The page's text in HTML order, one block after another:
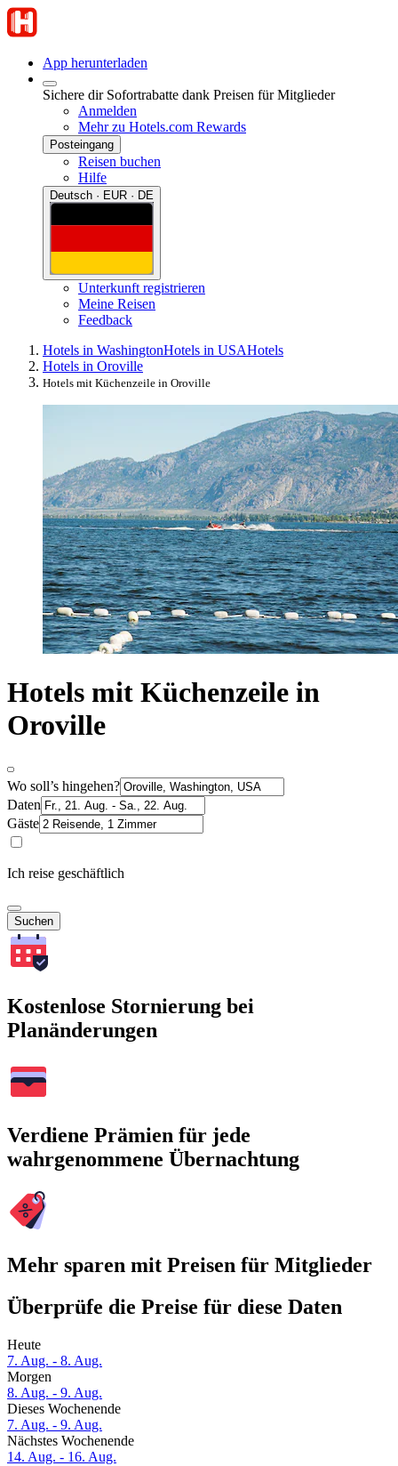
App herunterladen
Sichere dir Sofortrabatte dank Preisen für Mitglieder
Anmelden
Mehr zu Hotels.com Rewards
Posteingang
Reisen buchen
Hilfe
Deutsch · EUR · DE
Unterkunft registrieren
Meine Reisen
Feedback
Hotels in WashingtonHotels in USAHotels
Hotels in Oroville
Hotels mit Küchenzeile in Oroville
Hotels mit Küchenzeile in
Oroville
Wo soll’s hingehen?
Daten
Gäste
Ich reise geschäftlich
Suchen
Kostenlose Stornierung bei
Planänderungen
Verdiene Prämien für jede
wahrgenommene Übernachtung
Mehr sparen mit Preisen für Mitglieder
Überprüfe die Preise für diese Daten
Heute
7. Aug. - 8. Aug.
Morgen
8. Aug. - 9. Aug.
Dieses Wochenende
7. Aug. - 9. Aug.
Nächstes Wochenende
14. Aug. - 16. Aug.